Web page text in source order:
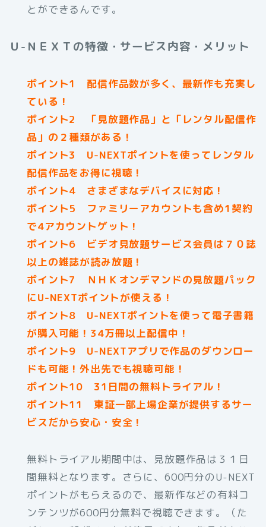
とができるんです。
Ｕ-ＮＥＸＴの特徴・サービス内容・メリット
ポイント1 配信作品数が多く、最新作も充実し
ている！
ポイント2 「見放題作品」と「レンタル配信作
品」の２種類がある！
ポイント3 U-NEXTポイントを使ってレンタル
配信作品をお得に視聴！
ポイント4 さまざまなデバイスに対応！
ポイント5 ファミリーアカウントも含め1契約
で4アカウントゲット！
ポイント6 ビデオ見放題サービス会員は７０誌
以上の雑誌が読み放題！
ポイント7 ＮＨＫオンデマンドの見放題パック
にU-NEXTポイントが使える！
ポイント8 U-NEXTポイントを使って電子書籍
が購入可能！34万冊以上配信中！
ポイント9 U-NEXTアプリで作品のダウンロー
ドも可能！外出先でも視聴可能！
ポイント10 31日間の無料トライアル！
ポイント11 東証一部上場企業が提供するサー
ビスだから安心・安全！
無料トライアル期間中は、見放題作品は３１日
間無料となります。さらに、600円分のU-NEXT
ポイントがもらえるので、最新作などの有料コ
ンテンツが600円分無料で視聴できます。（た